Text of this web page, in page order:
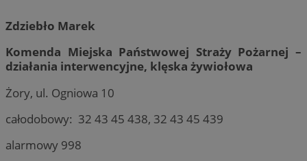
Zdziebło Marek
Komenda Miejska Państwowej Straży Pożarnej –
działania interwencyjne, klęska żywiołowa
Żory, ul. Ogniowa 10
całodobowy: 32 43 45 438, 32 43 45 439
alarmowy 998